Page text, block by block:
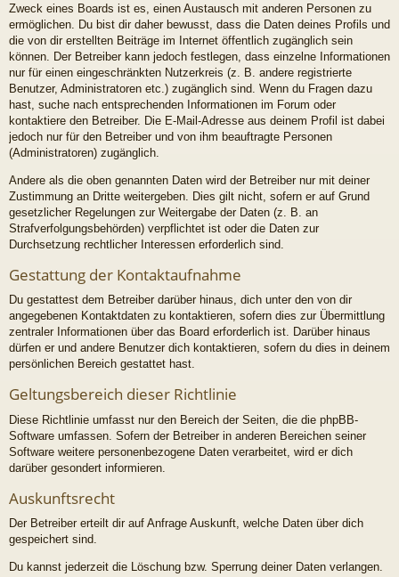
Zweck eines Boards ist es, einen Austausch mit anderen Personen zu
ermöglichen. Du bist dir daher bewusst, dass die Daten deines Profils und
die von dir erstellten Beiträge im Internet öffentlich zugänglich sein
können. Der Betreiber kann jedoch festlegen, dass einzelne Informationen
nur für einen eingeschränkten Nutzerkreis (z. B. andere registrierte
Benutzer, Administratoren etc.) zugänglich sind. Wenn du Fragen dazu
hast, suche nach entsprechenden Informationen im Forum oder
kontaktiere den Betreiber. Die E-Mail-Adresse aus deinem Profil ist dabei
jedoch nur für den Betreiber und von ihm beauftragte Personen
(Administratoren) zugänglich.
Andere als die oben genannten Daten wird der Betreiber nur mit deiner
Zustimmung an Dritte weitergeben. Dies gilt nicht, sofern er auf Grund
gesetzlicher Regelungen zur Weitergabe der Daten (z. B. an
Strafverfolgungsbehörden) verpflichtet ist oder die Daten zur
Durchsetzung rechtlicher Interessen erforderlich sind.
Gestattung der Kontaktaufnahme
Du gestattest dem Betreiber darüber hinaus, dich unter den von dir
angegebenen Kontaktdaten zu kontaktieren, sofern dies zur Übermittlung
zentraler Informationen über das Board erforderlich ist. Darüber hinaus
dürfen er und andere Benutzer dich kontaktieren, sofern du dies in deinem
persönlichen Bereich gestattet hast.
Geltungsbereich dieser Richtlinie
Diese Richtlinie umfasst nur den Bereich der Seiten, die die phpBB-
Software umfassen. Sofern der Betreiber in anderen Bereichen seiner
Software weitere personenbezogene Daten verarbeitet, wird er dich
darüber gesondert informieren.
Auskunftsrecht
Der Betreiber erteilt dir auf Anfrage Auskunft, welche Daten über dich
gespeichert sind.
Du kannst jederzeit die Löschung bzw. Sperrung deiner Daten verlangen.